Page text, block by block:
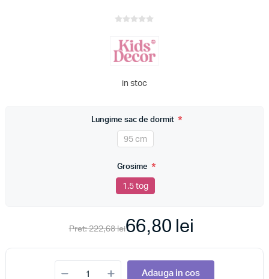
in stoc
Lungime sac de dormit *
95 cm
Grosime *
1.5 tog
Pret:222,68 lei66,80 lei
Adauga in cos